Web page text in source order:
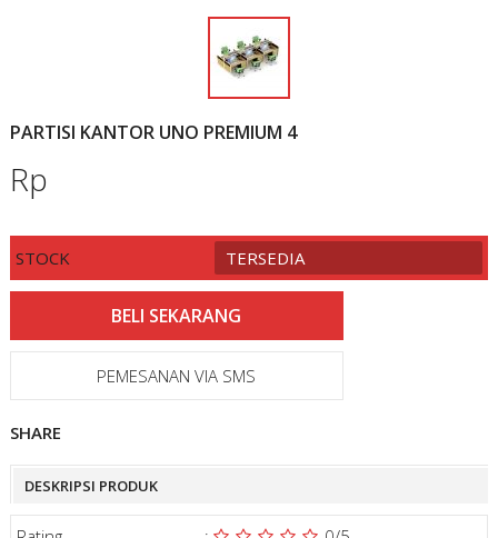
PARTISI KANTOR UNO PREMIUM 4
Rp
STOCK TERSEDIA
PEMESANAN VIA SMS
SHARE
DESKRIPSI PRODUK